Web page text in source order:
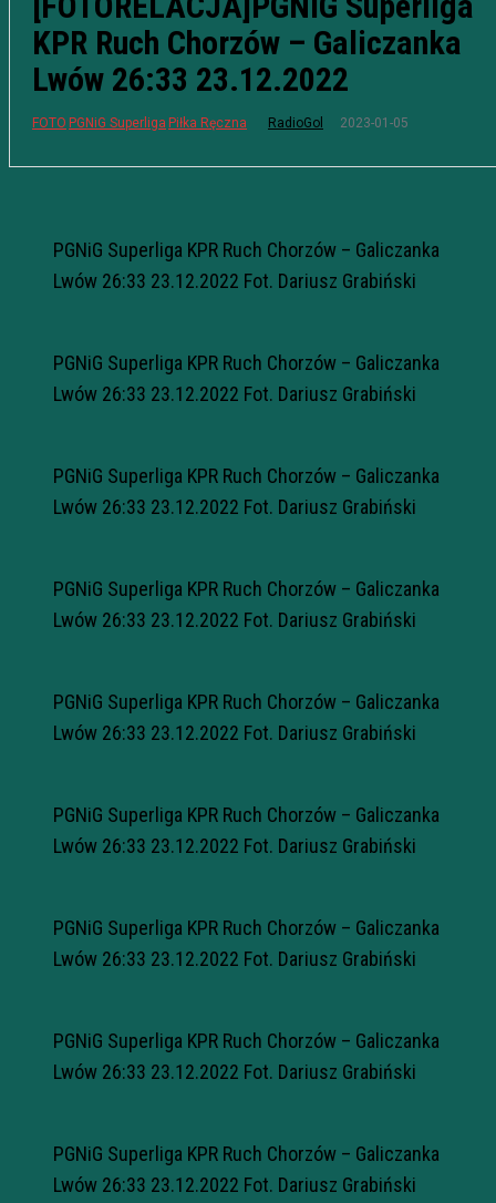
KPR Ruch Chorzów – Galiczanka
Lwów 26:33 23.12.2022
FOTO PGNiG Superliga Piłka Ręczna RadioGol 2023-01-05
PGNiG Superliga KPR Ruch Chorzów – Galiczanka
Lwów 26:33 23.12.2022 Fot. Dariusz Grabiński
PGNiG Superliga KPR Ruch Chorzów – Galiczanka
Lwów 26:33 23.12.2022 Fot. Dariusz Grabiński
PGNiG Superliga KPR Ruch Chorzów – Galiczanka
Lwów 26:33 23.12.2022 Fot. Dariusz Grabiński
PGNiG Superliga KPR Ruch Chorzów – Galiczanka
Lwów 26:33 23.12.2022 Fot. Dariusz Grabiński
PGNiG Superliga KPR Ruch Chorzów – Galiczanka
Lwów 26:33 23.12.2022 Fot. Dariusz Grabiński
PGNiG Superliga KPR Ruch Chorzów – Galiczanka
Lwów 26:33 23.12.2022 Fot. Dariusz Grabiński
PGNiG Superliga KPR Ruch Chorzów – Galiczanka
Lwów 26:33 23.12.2022 Fot. Dariusz Grabiński
PGNiG Superliga KPR Ruch Chorzów – Galiczanka
Lwów 26:33 23.12.2022 Fot. Dariusz Grabiński
PGNiG Superliga KPR Ruch Chorzów – Galiczanka
Lwów 26:33 23.12.2022 Fot. Dariusz Grabiński